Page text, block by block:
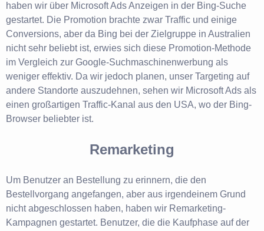
haben wir über Microsoft Ads Anzeigen in der Bing-Suche
gestartet. Die Promotion brachte zwar Traffic und einige
Conversions, aber da Bing bei der Zielgruppe in Australien
nicht sehr beliebt ist, erwies sich diese Promotion-Methode
im Vergleich zur Google-Suchmaschinenwerbung als
weniger effektiv. Da wir jedoch planen, unser Targeting auf
andere Standorte auszudehnen, sehen wir Microsoft Ads als
einen großartigen Traffic-Kanal aus den USA, wo der Bing-
Browser beliebter ist.
Remarketing
Um Benutzer an Bestellung zu erinnern, die den
Bestellvorgang angefangen, aber aus irgendeinem Grund
nicht abgeschlossen haben, haben wir Remarketing-
Kampagnen gestartet. Benutzer, die die Kaufphase auf der